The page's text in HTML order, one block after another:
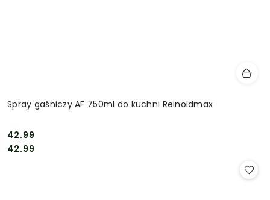
Spray gaśniczy AF 750ml do kuchni Reinoldmax
Cena:
42.99
Cena:
42.99